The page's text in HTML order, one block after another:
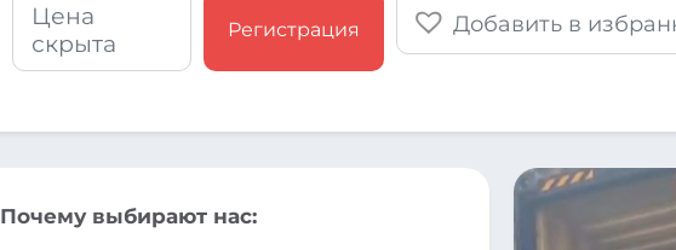
Цена
скрыта
Регистрация Добавить в
Почему выбирают нас: